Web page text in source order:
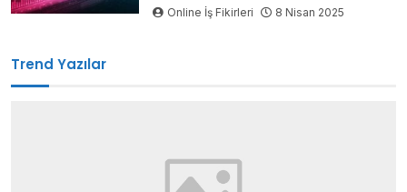
Online İş Fikirleri 8 Nisan 2025
Trend Yazılar